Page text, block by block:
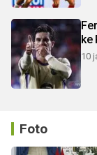
ke
10
Foto